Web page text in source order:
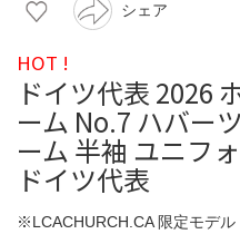
シェア
HOT !
ドイツ代表 2026
ーム No.7 ハバー
ーム 半袖 ユニフ
ドイツ代表
※LCACHURCH.CA 限定モデル